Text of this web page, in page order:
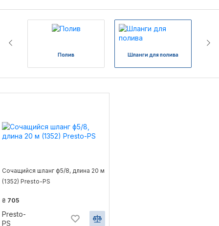
Полив Шланги для полива
Сочащийся шланг ф5/8, длина 20 м
(1352) Presto-PS
₴ 705
Presto-
PS